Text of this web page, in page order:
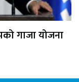
गाजा योजना